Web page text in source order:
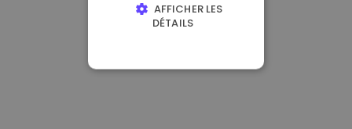
AFFICHER LES
DÉTAILS